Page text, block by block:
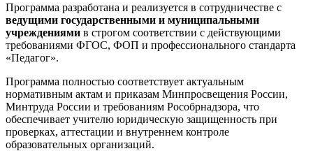
Программа разработана и реализуется в сотрудничестве с
ведущими государственными и муниципальными
учреждениями в строгом соответствии с действующими
требованиями ФГОС, ФОП и профессионального стандарта
«Педагог».
Программа полностью соответствует актуальным
нормативным актам и приказам Минпросвещения России,
Минтруда России и требованиям Рособрнадзора, что
обеспечивает учителю юридическую защищенность при
проверках, аттестации и внутреннем контроле
образовательных организаций.